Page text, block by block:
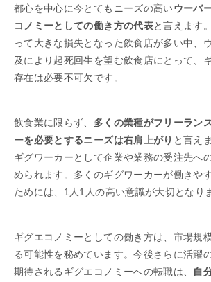
都心を中心に今とてもニーズの高いウーバ
コノミーとしての働き方の代表と言えます
って大きな損失となった飲食店が多い中、
及により起死回生を望む飲食店にとって、
存在は必要不可欠です。
飲食業に限らず、 多くの業種がフリーラン
ーを必要とするニーズは右肩上がり と言え
ギグワーカーとして企業や業務の受注先へ
められます。多くのギグワーカーが働きや
ためには、1人1人の高い意識が大切となり
ギグエコノミーとしての働き方は、市場規
る可能性を秘めています。今後さらに活躍
期待されるギグエコノミーへの転職は、
自